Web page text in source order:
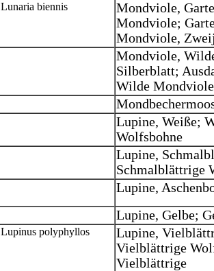
Lunaria biennis
Mondviole,
Mondviole;
Mondviole,
Mondviole,
Silberblatt;
Wilde
Lupine, Weiße;
Wolfsbohne
Lupine,
Schmalblättrige
Lupine,
Lupine, Gelbe;
Lupinus polyphyllos
Lupine,
Vielblättrige
Vielblättrige